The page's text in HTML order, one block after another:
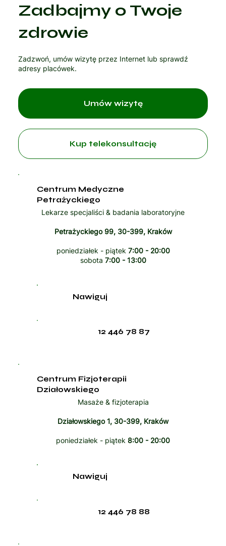
Zadbajmy o Twoje
zdrowie
Zadzwoń, umów wizytę przez Internet lub sprawdź
adresy placówek.
Kup telekonsultację
Centrum Medyczne
Petrażyckiego
Lekarze specjaliści & badania laboratoryjne
Petrażyckiego 99, 30-399, Kraków
poniedziałek - piątek 7:00 - 20:00
sobota 7:00 - 13:00
12 446 78 87
Nawiguj
Centrum Fizjoterapii
Działowskiego
Masaże & fizjoterapia
Działowskiego 1, 30-399, Kraków
poniedziałek - piątek 8:00 - 20:00
12 446 78 88
Nawiguj
Umów wizytę